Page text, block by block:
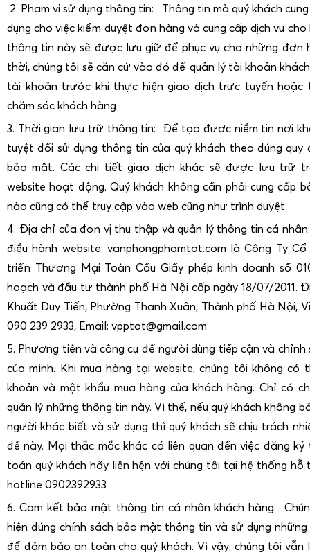
2. Phạm vi sử dụng thông tin: Thông tin mà quý khách
dụng cho việc kiểm duyệt đơn hàng và cung cấp dịch vụ
thông tin này sẽ được lưu giữ để phục vụ cho những đơn
thời, chúng tôi sẽ căn cứ vào đó để quản lý tài khoản
tài khoản trước khi thực hiện giao dịch trực tuyến hoặc
chăm sóc khách hàng
3. Thời gian lưu trữ thông tin: Để tạo được niềm tin nơi
tuyệt đối sử dụng thông tin của quý khách theo đúng quy
bảo mật. Các chi tiết giao dịch khác sẽ được lưu trữ
website hoạt động. Quý khách không cần phải cung cấp
nào cũng có thể truy cập vào web cũng như trình duyệt.
4. Địa chỉ của đơn vị thu thập và quản lý thông tin cá
điều hành website: vanphongphamtot.com là Công Ty
triển Thương Mại Toàn Cầu Giấy phép kinh doanh số
hoạch và đầu tư thành phố Hà Nội cấp ngày 18/07/2011.
Khuất Duy Tiến, Phường Thanh Xuân, Thành phố Hà Nội,
090 239 2933, Email: vpptot@gmail.com
5. Phương tiện và công cụ để người dùng tiếp cận và
của mình. Khi mua hàng tại website, chúng tôi không
khoản và mật khẩu mua hàng của khách hàng. Chỉ có
quản lý những thông tin này. Vì thế, nếu quý khách không
người khác biết và sử dụng thì quý khách sẽ chịu trách
đề này. Mọi thắc mắc khác có liên quan đến việc đăng
toán quý khách hãy liên hện với chúng tôi tại hệ thống
hotline 0902392933
6. Cam kết bảo mật thông tin cá nhân khách hàng:
hiện đúng chính sách bảo mật thông tin và sử dụng
để đảm bảo an toàn cho quý khách. Vì vậy, chúng tôi vẫn